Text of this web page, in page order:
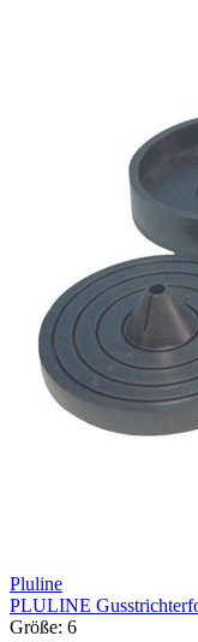
Pluline
PLULINE
Größe: 6